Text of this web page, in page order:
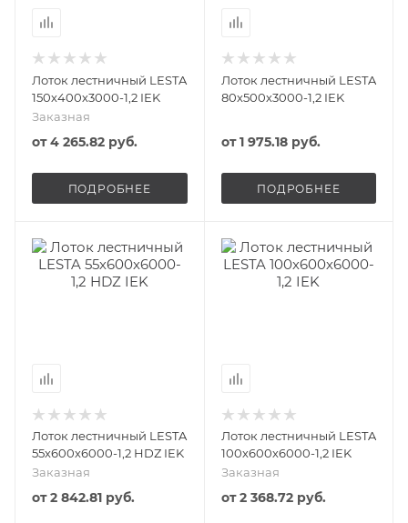
Лоток лестничный LESTA
150х400х3000-1,2 IEK
Заказная
от4 265.82 руб.
ПОДРОБНЕЕ
Лоток лестничный LESTA
80х500х3000-1,2 IEK
от1 975.18 руб.
ПОДРОБНЕЕ
Лоток лестничный LESTA
55х600х6000-1,2 HDZ IEK
Заказная
от2 842.81 руб.
Лоток лестничный LESTA
100х600х6000-1,2 IEK
Заказная
от2 368.72 руб.